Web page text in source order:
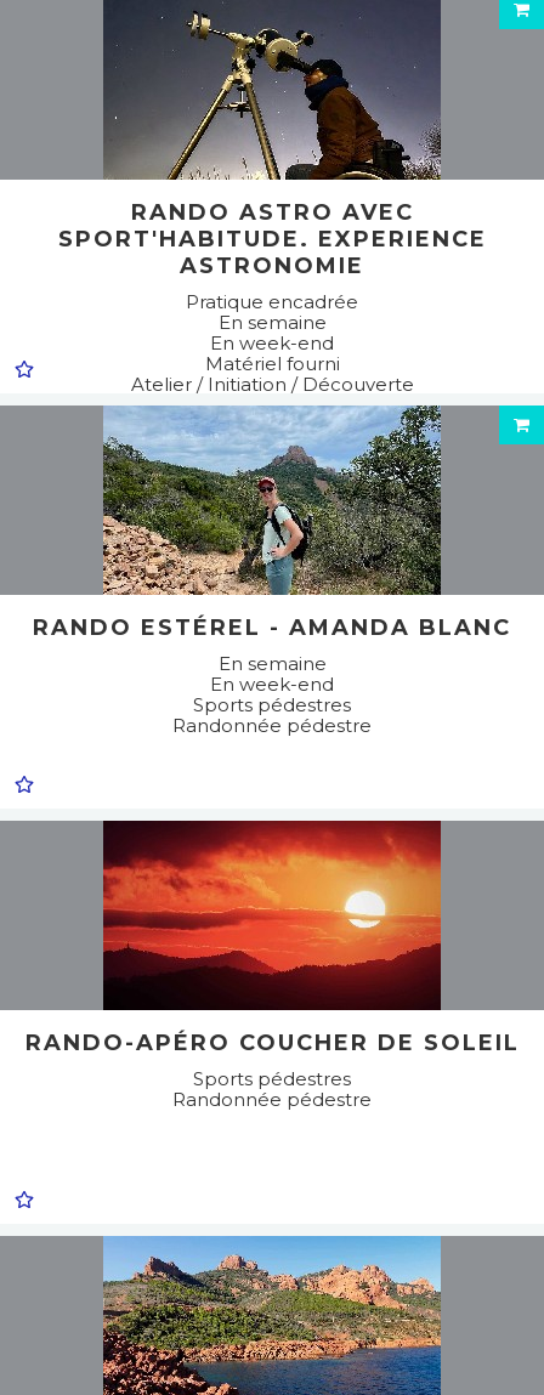
RANDO ASTRO AVEC
SPORT'HABITUDE. EXPERIENCE
ASTRONOMIE
Pratique encadrée
En semaine
En week-end
Matériel fourni
Atelier / Initiation / Découverte
Sports pédestres
Randonnée pédestre
RANDO ESTÉREL - AMANDA BLANC
En semaine
En week-end
Sports pédestres
Randonnée pédestre
RANDO-APÉRO COUCHER DE SOLEIL
Sports pédestres
Randonnée pédestre